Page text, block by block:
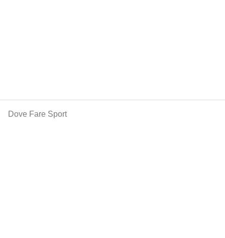
Dove Fare Sport